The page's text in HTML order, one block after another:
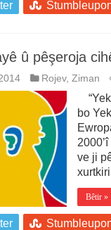
û pêşeroja
Rojev, Ziman
bo
ve ji
Bêtir »